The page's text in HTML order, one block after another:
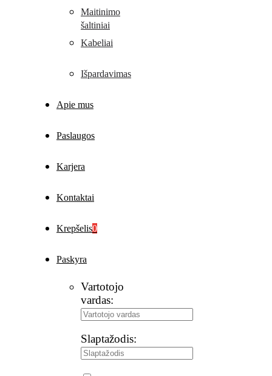
Maitinimo
šaltiniai
Kabeliai
Išpardavimas
Apie mus
Paslaugos
Karjera
Kontaktai
Krepšelis0
Paskyra
Vartotojo
vardas:
Slaptažodis: